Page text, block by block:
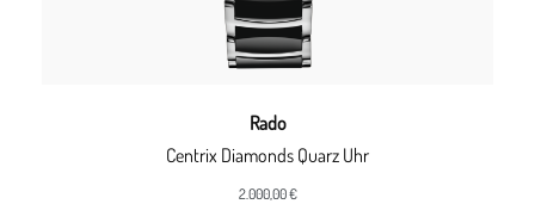
Rado
Centrix Diamonds Quarz Uhr
2.000,00 €